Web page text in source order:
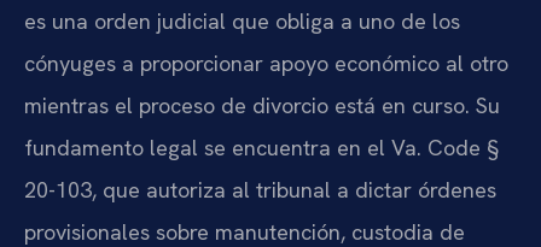
es una orden judicial que obliga a uno de los
cónyuges a proporcionar apoyo económico al otro
mientras el proceso de divorcio está en curso. Su
fundamento legal se encuentra en el Va. Code §
20-103, que autoriza al tribunal a dictar órdenes
provisionales sobre manutención, custodia de